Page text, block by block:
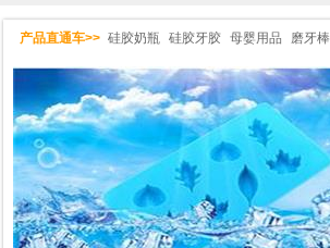
产品直通车>> 硅胶奶瓶 硅胶牙胶 母婴用品 磨牙棒